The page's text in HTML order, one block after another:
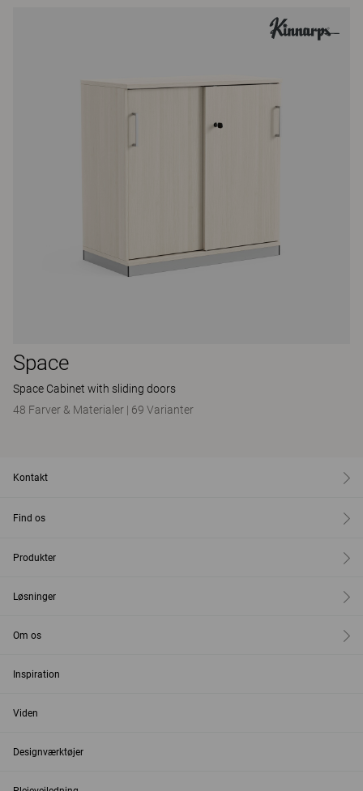
Space
Space Cabinet with sliding doors
48 Farver & Materialer | 69 Varianter
Kontakt
Find os
Produkter
Løsninger
Om os
Inspiration
Viden
Designværktøjer